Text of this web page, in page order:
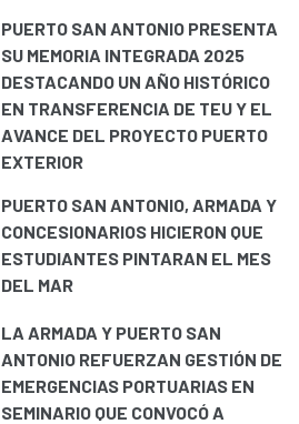
PUERTO SAN ANTONIO PRESENTA
SU MEMORIA INTEGRADA 2025
DESTACANDO UN AÑO HISTÓRICO
EN TRANSFERENCIA DE TEU Y EL
AVANCE DEL PROYECTO PUERTO
EXTERIOR
PUERTO SAN ANTONIO, ARMADA Y
CONCESIONARIOS HICIERON QUE
ESTUDIANTES PINTARAN EL MES
DEL MAR
LA ARMADA Y PUERTO SAN
ANTONIO REFUERZAN GESTIÓN DE
EMERGENCIAS PORTUARIAS EN
SEMINARIO QUE CONVOCÓ A